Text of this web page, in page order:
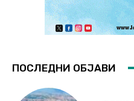
ПОСЛЕДНИ ОБЈАВИ